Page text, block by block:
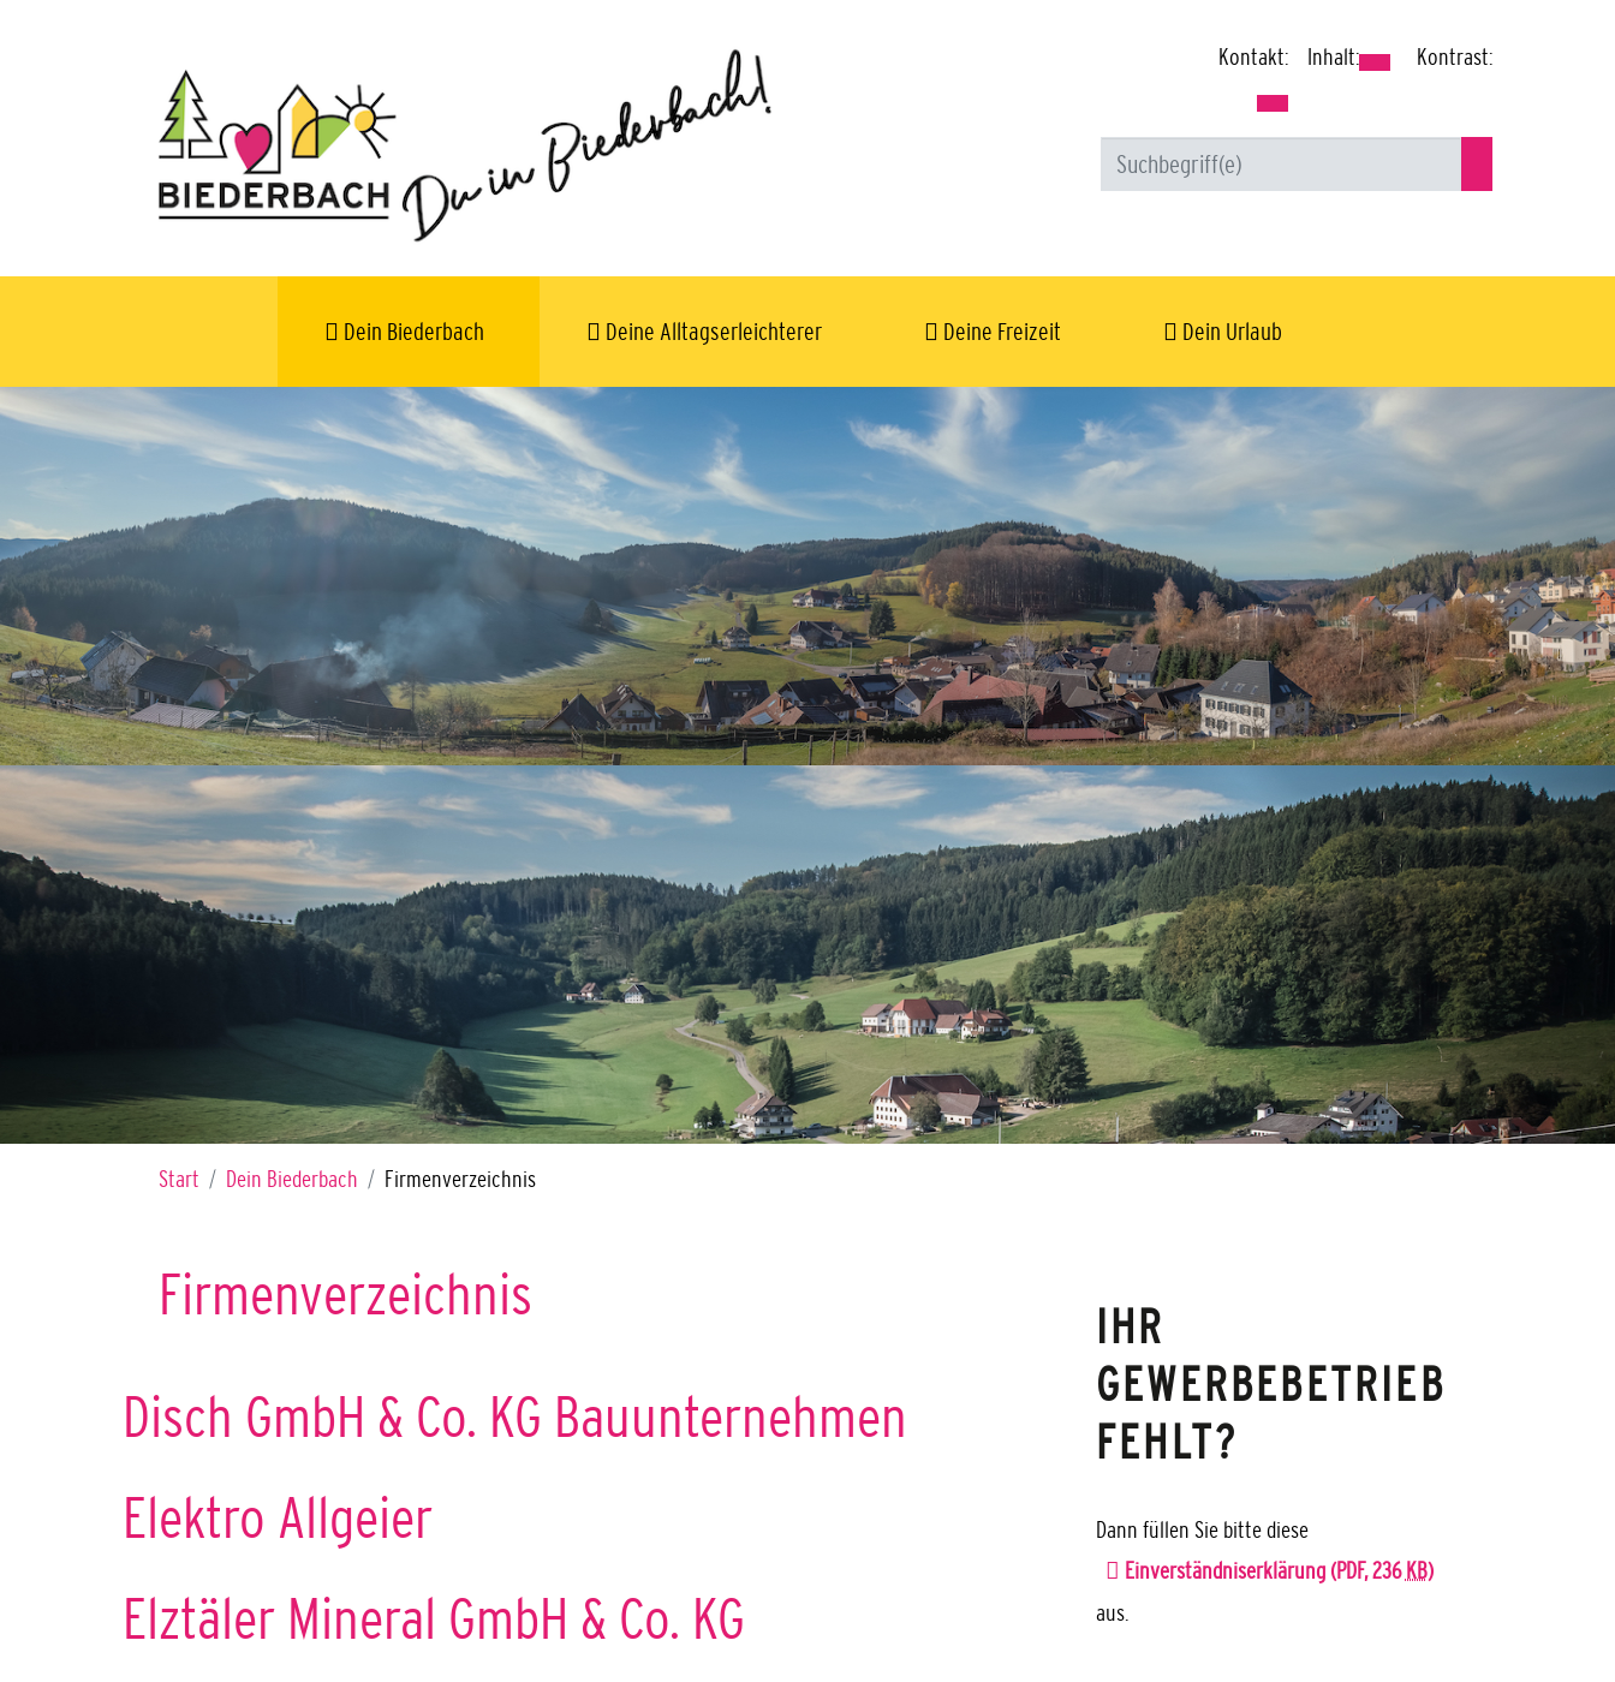
Kontakt: Inhalt: Kontrast:
Dein Biederbach Deine Alltagserleichterer Deine Freizeit Dein Urlaub
Sie sind hier:
Start Dein Biederbach Firmenverzeichnis
Firmenverzeichnis
Disch GmbH & Co. KG Bauunternehmen
Elektro Allgeier
Elztäler Mineral GmbH & Co. KG
IHR
GEWERBEBETRIEB
FEHLT?
Dann füllen Sie bitte diese
Einverständniserklärung(PDF, 236KB)
aus.